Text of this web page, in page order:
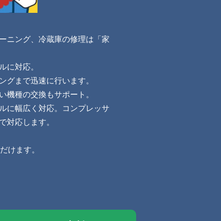
ニング、冷蔵庫の修理は「家
に対応。
グまで迅速に行います。
機種の交換もサポート。
に幅広く対応。コンプレッサ
対応します。
けます。